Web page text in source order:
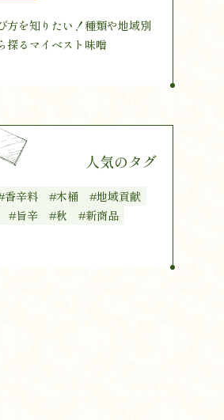
方を知りたい！種類や地域別
探るマイベスト味噌
人気のタグ
香辛料 #木桶
#地域貢献
#旨辛 #秋
#新商品